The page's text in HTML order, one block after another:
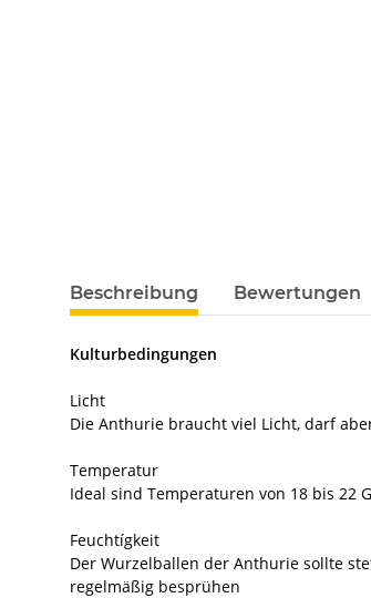
Beschreibung Bewertungen
Kulturbedingungen
Licht
Die Anthurie braucht viel Licht, darf
Temperatur
Ideal sind Temperaturen von 18 bis 22
Feuchtígkeit
Der Wurzelballen der Anthurie sollte
regelmäßig besprühen